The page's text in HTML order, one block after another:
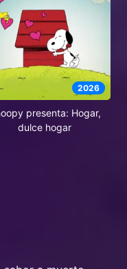
2026
presenta: Hogar,
dulce hogar